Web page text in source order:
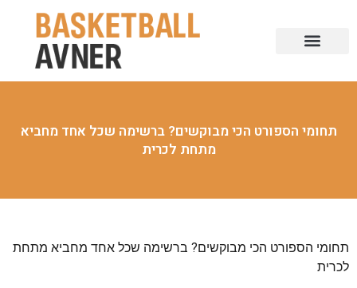
תחומי הספורט הכי מבוקשים? ברשימה שכל אחד מחביא
מתחת לכרית
תחומי הספורט הכי מבוקשים? ברשימה שכל אחד מחביא מתחת
לכרית